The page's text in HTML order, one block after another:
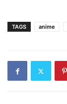
TAGS anime